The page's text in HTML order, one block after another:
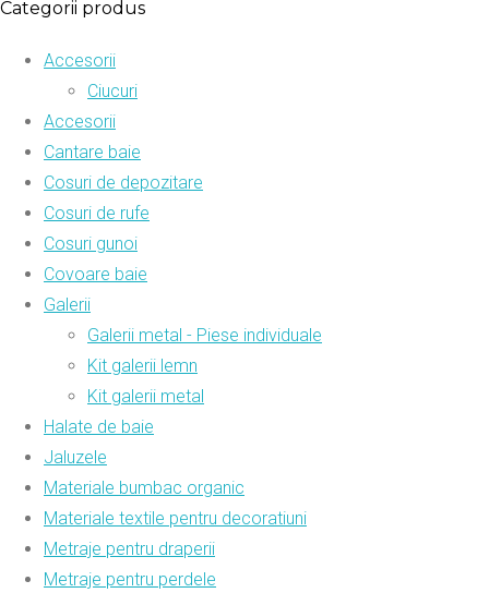
Categorii produs
Accesorii
Ciucuri
Accesorii
Cantare baie
Cosuri de depozitare
Cosuri de rufe
Cosuri gunoi
Covoare baie
Galerii
Galerii metal - Piese individuale
Kit galerii lemn
Kit galerii metal
Halate de baie
Jaluzele
Materiale bumbac organic
Materiale textile pentru decoratiuni
Metraje pentru draperii
Metraje pentru perdele